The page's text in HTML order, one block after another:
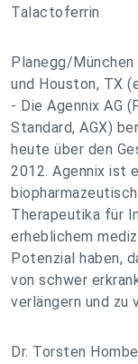
Talactoferrin
Planegg/
und Houston, TX
- Die Agennix AG
Standard, AGX)
heute über den
2012. Agennix ist
Therapeutika für
erheblichem
Potenzial haben,
von schwer
verlängern und zu
Dr. Torsten